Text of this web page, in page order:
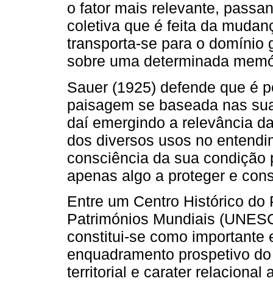
o fator mais relevante,
coletiva que é feita da
transporta-se para o domínio
sobre uma determinada
Sauer (1925) defende que é
paisagem se baseada nas
daí emergindo a relevância
dos diversos usos no
consciência da sua condição
apenas algo a proteger e
Entre um Centro Histórico
Patrimónios Mundiais
constitui-se como importante
enquadramento prospetivo
territorial e carater relacional